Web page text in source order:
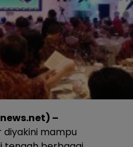
–
diyakini mampu